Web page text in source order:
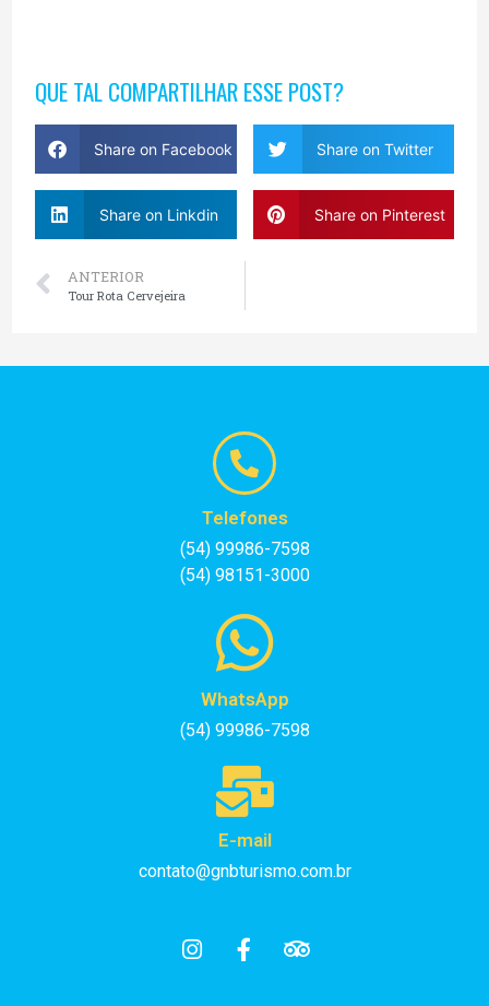
QUE TAL COMPARTILHAR ESSE POST?
Share on Facebook Share on Twitter
Share on Linkdin Share on Pinterest
ANTERIOR
Tour Rota Cervejeira
Telefones
(54) 99986-7598
(54) 98151-3000
WhatsApp
(54) 99986-7598
E-mail
contato@gnbturismo.com.br